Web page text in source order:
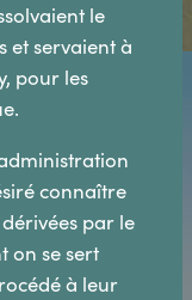
le
et servaient à
pour les
connaître
par le
on se sert
à leur